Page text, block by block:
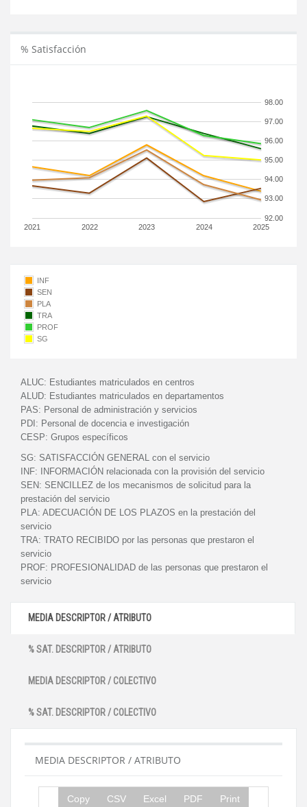
% Satisfacción
2021 2022 2023 2024 2025
92.00
93.00
94.00
95.00
96.00
97.00
98.00
INF
SEN
PLA
TRA
PROF
SG
ALUC: Estudiantes matriculados en centros
ALUD: Estudiantes matriculados en departamentos
PAS: Personal de administración y servicios
PDI: Personal de docencia e investigación
CESP: Grupos específicos
SG: SATISFACCIÓN GENERAL con el servicio
INF:
INFORMACIÓN relacionada con la provisión del servicio
SEN: SENCILLEZ de los mecanismos de solicitud para la
prestación del servicio
PLA: ADECUACIÓN DE LOS PLAZOS en la prestación del
servicio
TRA: TRATO RECIBIDO por las personas que prestaron el
servicio
PROF: PROFESIONALIDAD de las personas que prestaron el
servicio
MEDIA DESCRIPTOR / ATRIBUTO
% SAT. DESCRIPTOR / ATRIBUTO
MEDIA DESCRIPTOR / COLECTIVO
% SAT. DESCRIPTOR / COLECTIVO
MEDIA DESCRIPTOR / ATRIBUTO
Copy CSV Excel PDF Print